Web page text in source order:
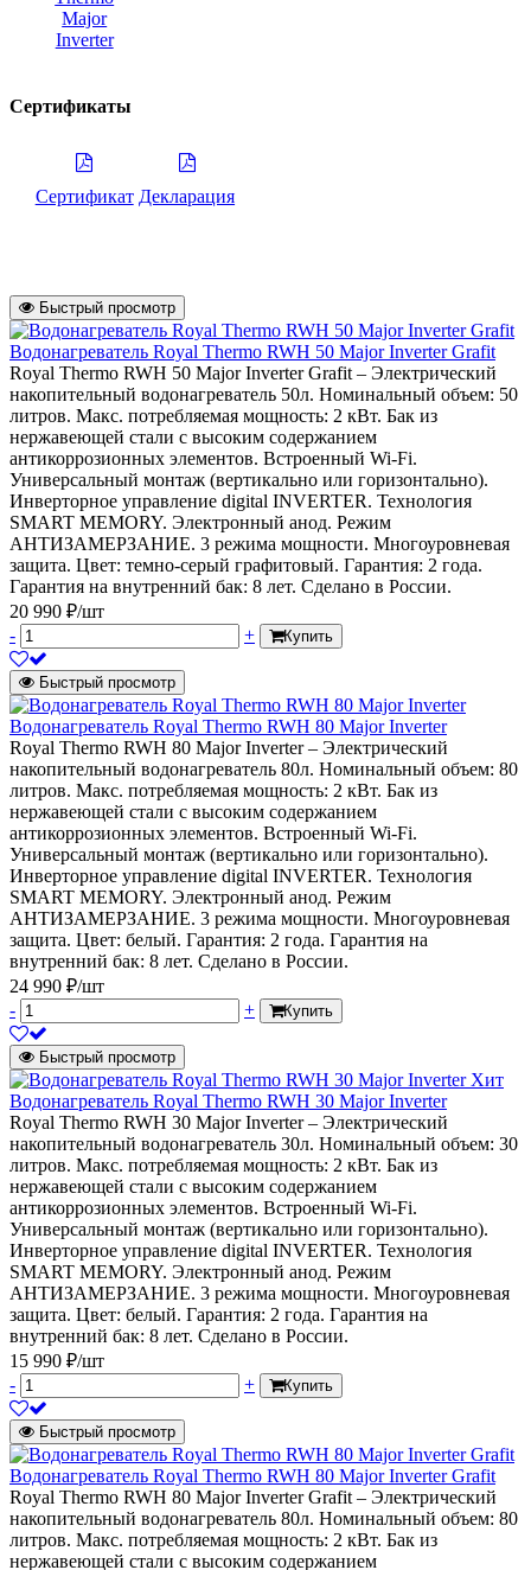
Major
Inverter
Сертификаты
Сертификат Декларация
Быстрый просмотр
Водонагреватель Royal Thermo RWH 50 Major Inverter Grafit
Royal Thermo RWH 50 Major Inverter Grafit – Электрический
накопительный водонагреватель 50л. Номинальный объем: 50
литров. Макс. потребляемая мощность: 2 кВт. Бак из
нержавеющей стали с высоким содержанием
антикоррозионных элементов. Встроенный Wi-Fi.
Универсальный монтаж (вертикально или горизонтально).
Инверторное управление digital INVERTER. Технология
SMART MEMORY. Электронный анод. Режим
АНТИЗАМЕРЗАНИЕ. 3 режима мощности. Многоуровневая
защита. Цвет: темно-серый графитовый. Гарантия: 2 года.
Гарантия на внутренний бак: 8 лет. Сделано в России.
20 990 ₽/шт
-
+ Купить
Быстрый просмотр
Водонагреватель Royal Thermo RWH 80 Major Inverter
Royal Thermo RWH 80 Major Inverter – Электрический
накопительный водонагреватель 80л. Номинальный объем: 80
литров. Макс. потребляемая мощность: 2 кВт. Бак из
нержавеющей стали с высоким содержанием
антикоррозионных элементов. Встроенный Wi-Fi.
Универсальный монтаж (вертикально или горизонтально).
Инверторное управление digital INVERTER. Технология
SMART MEMORY. Электронный анод. Режим
АНТИЗАМЕРЗАНИЕ. 3 режима мощности. Многоуровневая
защита. Цвет: белый. Гарантия: 2 года. Гарантия на
внутренний бак: 8 лет. Сделано в России.
24 990 ₽/шт
-
+ Купить
Быстрый просмотр
Хит
Водонагреватель Royal Thermo RWH 30 Major Inverter
Royal Thermo RWH 30 Major Inverter – Электрический
накопительный водонагреватель 30л. Номинальный объем: 30
литров. Макс. потребляемая мощность: 2 кВт. Бак из
нержавеющей стали с высоким содержанием
антикоррозионных элементов. Встроенный Wi-Fi.
Универсальный монтаж (вертикально или горизонтально).
Инверторное управление digital INVERTER. Технология
SMART MEMORY. Электронный анод. Режим
АНТИЗАМЕРЗАНИЕ. 3 режима мощности. Многоуровневая
защита. Цвет: белый. Гарантия: 2 года. Гарантия на
внутренний бак: 8 лет. Сделано в России.
15 990 ₽/шт
-
+ Купить
Быстрый просмотр
Водонагреватель Royal Thermo RWH 80 Major Inverter Grafit
Royal Thermo RWH 80 Major Inverter Grafit – Электрический
накопительный водонагреватель 80л. Номинальный объем: 80
литров. Макс. потребляемая мощность: 2 кВт. Бак из
нержавеющей стали с высоким содержанием